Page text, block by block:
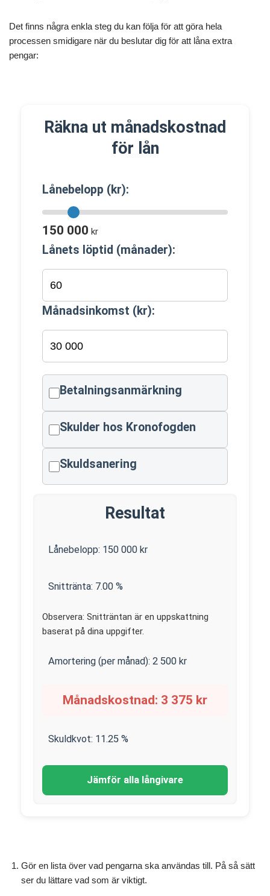
Det finns några enkla steg du kan följa för att göra hela
processen smidigare när du beslutar dig för att låna extra
pengar:
Räkna ut månadskostnad
för lån
Lånebelopp (kr):
150 000 kr
Lånets löptid (månader):
Månadsinkomst (kr):
Betalningsanmärkning
Skulder hos Kronofogden
Skuldsanering
Resultat
Lånebelopp: 150 000 kr
Snittränta: 7.00 %
Observera: Snitträntan är en uppskattning
baserat på dina uppgifter.
Amortering (per månad): 2 500 kr
Månadskostnad: 3 375 kr
Skuldkvot: 11.25 %
Jämför alla långivare
Gör en lista över vad pengarna ska användas till. På så sätt
ser du lättare vad som är viktigt.